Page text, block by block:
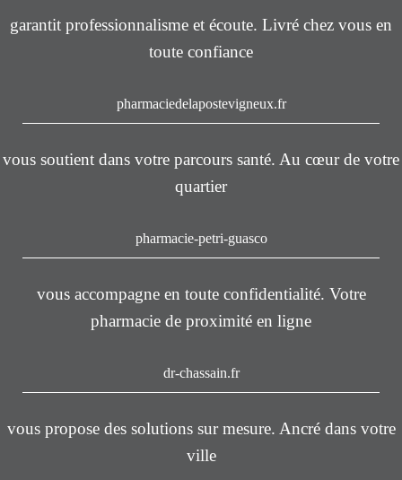
garantit professionnalisme et écoute. Livré chez vous en
toute confiance
pharmaciedelapostevigneux.fr
vous soutient dans votre parcours santé. Au cœur de votre
quartier
pharmacie-petri-guasco
vous accompagne en toute confidentialité. Votre
pharmacie de proximité en ligne
dr-chassain.fr
vous propose des solutions sur mesure. Ancré dans votre
ville